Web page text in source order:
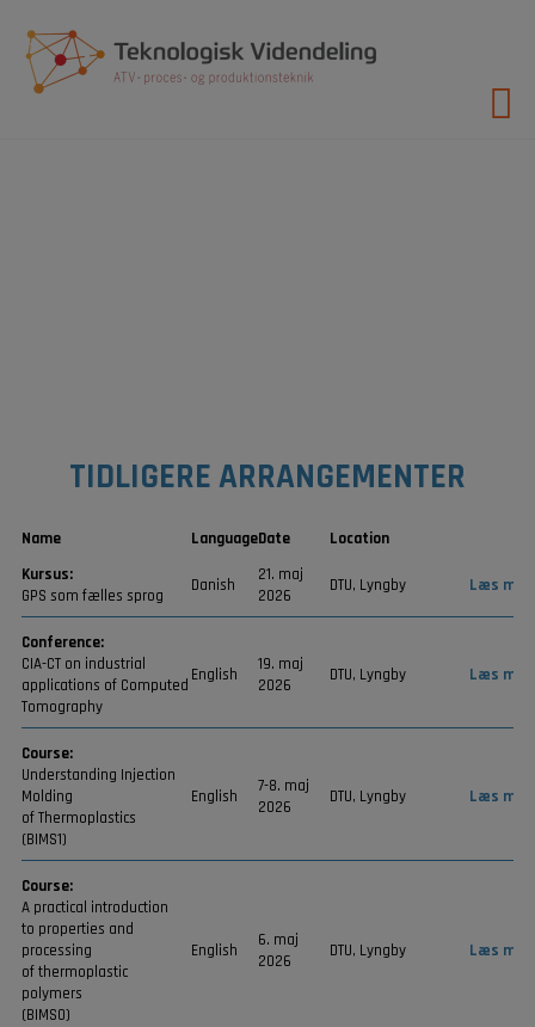
indholdet
TIDLIGERE ARRANGEMENTER
Name LanguageDate
Location
Kursus:
GPS som fælles sprog
Danish
21. maj
2026
DTU, Lyngby Læs
Conference:
CIA-CT on industrial
applications of Computed
Tomography
English
19. maj
2026
DTU, Lyngby Læs
Course:
Understanding Injection
Molding
of Thermoplastics
(BIMS1)
English
7-8. maj
2026
DTU, Lyngby Læs
Course:
A practical introduction
to properties and
processing
of thermoplastic
polymers
(BIMS0)
English
6. maj
2026
DTU, Lyngby Læs